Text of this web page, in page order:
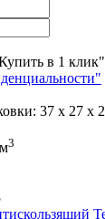
в 1 клик"
37 х 27 х
3